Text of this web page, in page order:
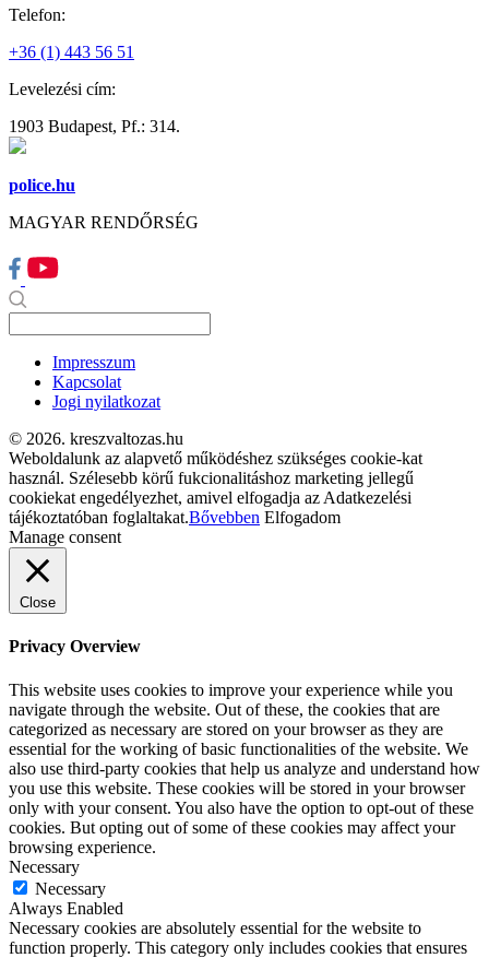
Telefon:
+36 (1) 443 56 51
Levelezési cím:
1903 Budapest, Pf.: 314.
police.hu
MAGYAR RENDŐRSÉG
Impresszum
Kapcsolat
Jogi nyilatkozat
© 2026. kreszvaltozas.hu
Weboldalunk az alapvető működéshez szükséges cookie-kat
használ. Szélesebb körű fukcionalitáshoz marketing jellegű
cookiekat engedélyezhet, amivel elfogadja az Adatkezelési
tájékoztatóban foglaltakat.Bővebben Elfogadom
Manage consent
Close
Privacy Overview
This website uses cookies to improve your experience while you
navigate through the website. Out of these, the cookies that are
categorized as necessary are stored on your browser as they are
essential for the working of basic functionalities of the website. We
also use third-party cookies that help us analyze and understand how
you use this website. These cookies will be stored in your browser
only with your consent. You also have the option to opt-out of these
cookies. But opting out of some of these cookies may affect your
browsing experience.
Necessary
Necessary
Always Enabled
Necessary cookies are absolutely essential for the website to
function properly. This category only includes cookies that ensures